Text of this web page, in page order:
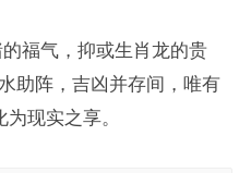
福气，抑或生肖龙的贵
助阵，吉凶并存间，唯有
现实之享。